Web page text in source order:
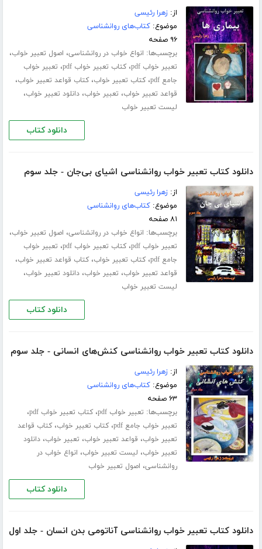
از:زهرا رئیسی
موضوع:کتاب‌های روانشناسی
۹۶ صفحه
برچسب‌ها: انواع خواب در روانشناسی، اصول تعبیر خواب،
تعبیر خواب pdf ،کتاب تعبیر خواب pdf ، تعبیر خواب
جامع pdf
،کتاب تعبیر خواب،کتاب قواعد تعبیر خواب،
قواعد تعبیر خواب، تعبیر خواب،دانلود تعبیر خواب،
لیست تعبیر خواب
دانلود کتاب
دانلود کتاب تعبیر خواب روانشناسی اشیای بی‌جان - جلد سوم
از:زهرا رئیسی
موضوع:کتاب‌های روانشناسی
۸۱ صفحه
برچسب‌ها: انواع خواب در روانشناسی، اصول تعبیر خواب،
تعبیر خواب pdf ،کتاب تعبیر خواب pdf ، تعبیر خواب
جامع pdf
،کتاب تعبیر خواب،کتاب قواعد تعبیر خواب،
قواعد تعبیر خواب، تعبیر خواب،دانلود تعبیر خواب،
لیست تعبیر خواب
دانلود کتاب
دانلود کتاب تعبیر خواب روانشناسی کنش‌های انسانی - جلد سوم
از:زهرا رئیسی
موضوع:کتاب‌های روانشناسی
۶۳ صفحه
برچسب‌ها: تعبیر خواب pdf ،کتاب تعبیر خواب pdf ،
تعبیر خواب جامع pdf ،کتاب تعبیر خواب،کتاب قواعد
تعبیر خواب، قواعد تعبیر خواب، تعبیر خواب،دانلود
تعبیر خواب، لیست تعبیر خواب، انواع خواب در
روانشناسی، اصول تعبیر خواب
دانلود کتاب
دانلود کتاب تعبیر خواب روانشناسی آناتومی بدن انسان - جلد اول